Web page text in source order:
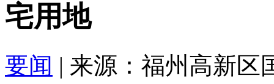
宅用地
要闻 | 来源：福州高新区